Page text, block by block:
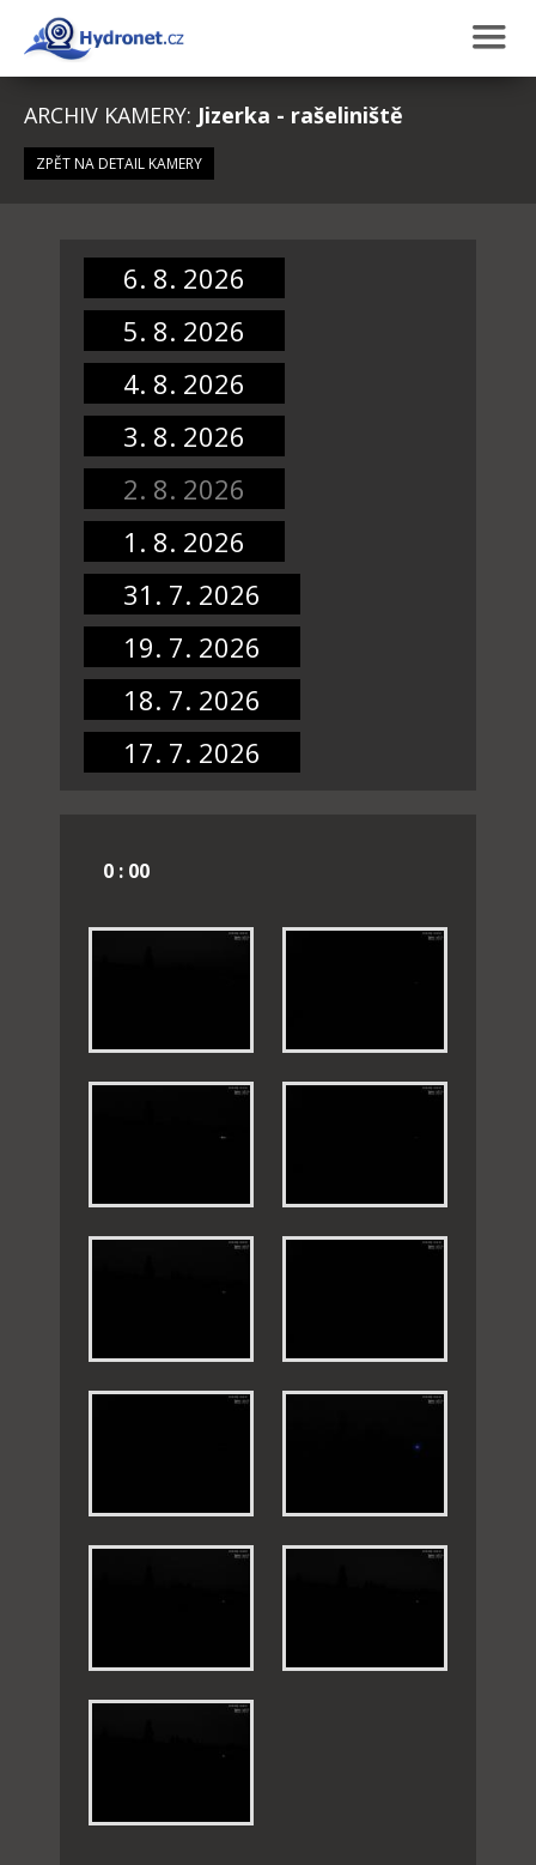
ARCHIV KAMERY: Jizerka - rašeliniště
ZPĚT NA DETAIL KAMERY
6. 8. 2026
5. 8. 2026
4. 8. 2026
3. 8. 2026
2. 8. 2026
1. 8. 2026
31. 7. 2026
19. 7. 2026
18. 7. 2026
17. 7. 2026
0 : 00